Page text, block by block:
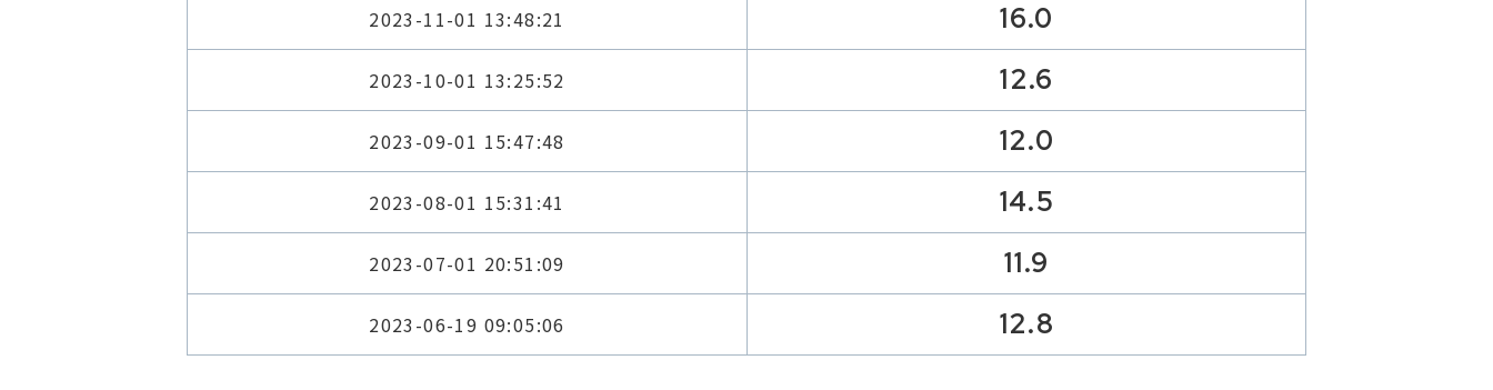
2023-11-01 13:48:21 16.0
2023-10-01 13:25:52 12.6
2023-09-01 15:47:48 12.0
2023-08-01 15:31:41 14.5
2023-07-01 20:51:09 11.9
2023-06-19 09:05:06 12.8